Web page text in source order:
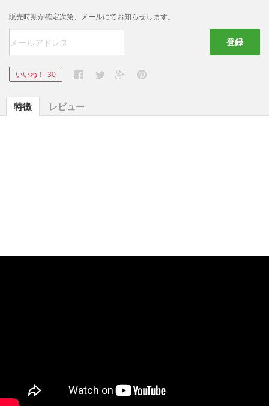
販売時期が確定次第、メールにてお知らせします。
登録
いいね！ 30
特徴 レビュー